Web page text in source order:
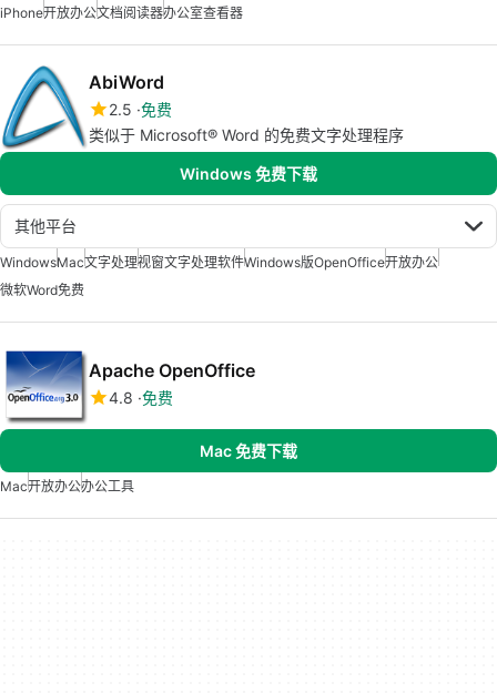
iPhone开放办公文档阅读器办公室查看器
AbiWord
2.5 免费
类似于 Microsoft® Word 的免费文字处理程序
Windows 免费下载
其他平台
WindowsMac文字处理视窗文字处理软件Windows版OpenOffice开放办公
微软Word免费
Apache OpenOffice
4.8 免费
Mac 免费下载
Mac开放办公办公工具